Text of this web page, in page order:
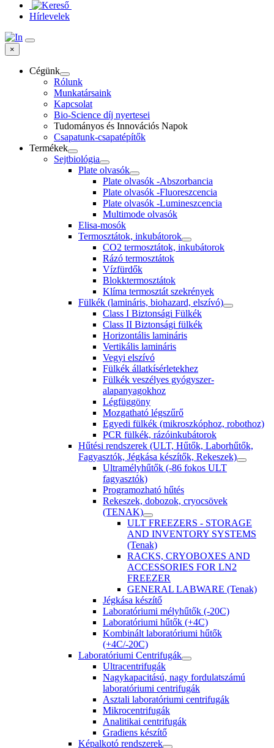
Hírlevelek
×
Cégünk
Rólunk
Munkatársaink
Kapcsolat
Bio-Science díj nyertesei
Tudományos és Innovációs Napok
Csapatunk-csapatépítők
Termékek
Sejtbiológia
Plate olvasók
Plate olvasók -Abszorbancia
Plate olvasók -Fluoreszcencia
Plate olvasók -Lumineszcencia
Multimode olvasók
Elisa-mosók
Termosztátok, inkubátorok
CO2 termosztátok, inkubátorok
Rázó termosztátok
Vízfürdők
Blokktermosztátok
Klíma termosztát szekrények
Fülkék (lamináris, biohazard, elszívó)
Class I Biztonsági Fülkék
Class II Biztonsági fülkék
Horizontális lamináris
Vertikális lamináris
Vegyi elszívó
Fülkék állatkísérletekhez
Fülkék veszélyes gyógyszer-
alapanyagokhoz
Légfüggöny
Mozgatható légszűrő
Egyedi fülkék (mikroszkóphoz, robothoz)
PCR fülkék, rázóinkubátorok
Hűtési rendszerek (ULT, Hűtők, Laborhűtők,
Fagyasztók, Jégkása készítők, Rekeszek)
Ultramélyhűtők (-86 fokos ULT
fagyasztók)
Programozható hűtés
Rekeszek, dobozok, cryocsövek
(TENAK)
ULT FREEZERS - STORAGE
AND INVENTORY SYSTEMS
(Tenak)
RACKS, CRYOBOXES AND
ACCESSORIES FOR LN2
FREEZER
GENERAL LABWARE (Tenak)
Jégkása készítő
Laboratóriumi mélyhűtők (-20C)
Laboratóriumi hűtők (+4C)
Kombinált laboratóriumi hűtők
(+4C/-20C)
Laboratóriumi Centrifugák
Ultracentrifugák
Nagykapacitású, nagy fordulatszámú
laboratóriumi centrifugák
Asztali laboratóriumi centrifugák
Mikrocentrifugák
Analitikai centrifugák
Gradiens készítő
Képalkotó rendszerek